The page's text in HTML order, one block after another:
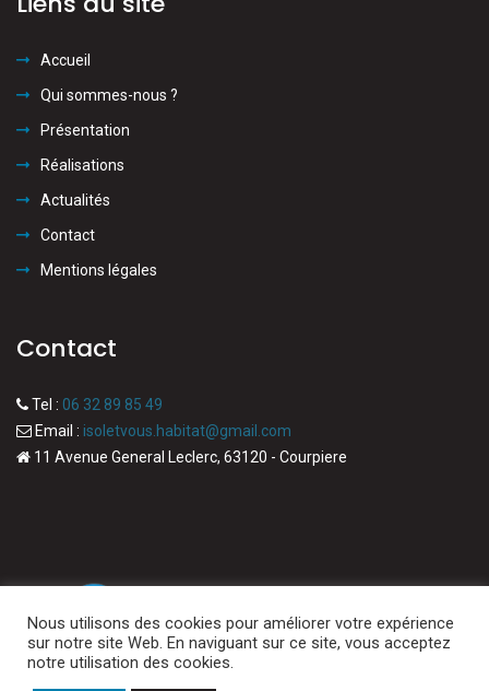
Accueil
Qui sommes-nous ?
Présentation
Réalisations
Actualités
Contact
Mentions légales
Contact
Tel : 06 32 89 85 49
Email : isoletvous.habitat@gmail.com
11 Avenue General Leclerc, 63120 - Courpiere
Nous utilisons des cookies pour améliorer votre expérience
sur notre site Web. En naviguant sur ce site, vous acceptez
notre utilisation des cookies.